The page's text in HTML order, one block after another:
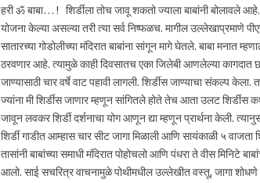
हरी ॐ बाबा… ! शिर्डीला तोच जावू शकतो ज्याला बाबांनी बोलावले
योजना केल्या असल्या तरी त्या सर्व निष्फळच. मागील उल्लेखाप्रमाणे
सातारच्या गोडोलीच्या मंदिरात बाबांना सांगून मागे घेतले. बाबा मनात
ठरवणार आहे. त्यामुळे काही दिवसातच एका जिलेबी आणलेल्या कागदात
जाण्यासाठी चार वर्षे वाट पहावी लागली. शिर्डीस जाण्याचा संकल्प
ज्यांना मी शिर्डीस जाणार म्हणून सांगितले होते तेच आता उलट शिर्डीस
जावून लवकर शिर्डी दर्शनाचा योग आणून द्या म्हणून प्रार्थना केली.
शिर्डी गाडीत आम्हास चार सीट जागा मिळाली आणि सायंकाळी ५ वाजता
तासांनी बाबांच्या समाधी मंदिरात पोहोचलो आणि पंधरा ते वीस मिनिटे
आलो. साई सचरित्र वाचनामुळे पोथीमधील उल्लेखीत वस्तू, जागा शोधणे